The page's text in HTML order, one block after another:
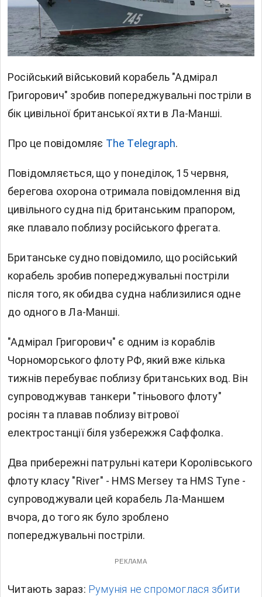
Російський військовий корабель "Адмірал
Григорович" зробив попереджувальні постріли в
бік цивільної британської яхти в Ла-Манші.
Про це повідомляє The Telegraph.
Повідомляється, що у понеділок, 15 червня,
берегова охорона отримала повідомлення від
цивільного судна під британським прапором,
яке плавало поблизу російського фрегата.
Британське судно повідомило, що російський
корабель зробив попереджувальні постріли
після того, як обидва судна наблизилися одне
до одного в Ла-Манші.
"Адмірал Григорович" є одним із кораблів
Чорноморського флоту РФ, який вже кілька
тижнів перебуває поблизу британських вод. Він
супроводжував танкери "тіньового флоту"
росіян та плавав поблизу вітрової
електростанції біля узбережжя Саффолка.
Два прибережні патрульні катери Королівського
флоту класу "River" - HMS Mersey та HMS Tyne -
супроводжували цей корабель Ла-Маншем
вчора, до того як було зроблено
попереджувальні постріли.
РЕКЛАМА
Читають зараз: Румунія не спромоглася збити